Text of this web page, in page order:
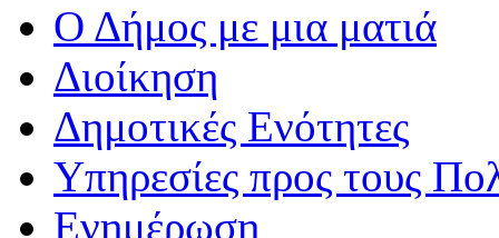
Ο Δήμος με μια ματιά
Διοίκηση
Δημοτικές Ενότητες
Υπηρεσίες προς τους
Ενημέρωση